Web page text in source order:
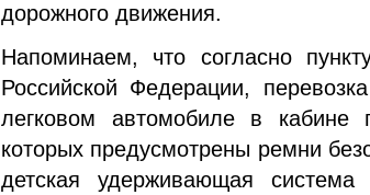
дорожного движения.
Напоминаем, что согласно
Российской Федерации,
легковом автомобиле в кабине
которых предусмотрены ремни
детская удерживающая